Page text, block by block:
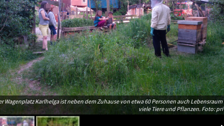
Wagenplatz Karlhelga ist neben dem Zuhause von etwa 60 Personen auch
viele Tiere und Pflanzen. Foto: